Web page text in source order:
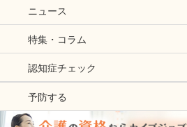
ニュース
特集・コラム
認知症チェック
予防する